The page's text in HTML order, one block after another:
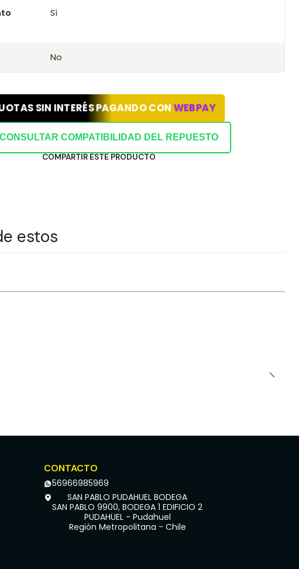
la confiabilidad con este kit.
aplicación con tu chasis o datos del vehículo.
Sí
No
SIN INTERÉS PAGANDO CONWEBPAY
CONSULTAR COMPATIBILIDAD DEL REPUESTO
COMPARTIR ESTE PRODUCTO
estos
CONTACTO
56966985969
SAN PABLO PUDAHUEL BODEGA
SAN PABLO 9900, BODEGA 1 EDIFICIO 2
PUDAHUEL - Pudahuel
Región Metropolitana - Chile